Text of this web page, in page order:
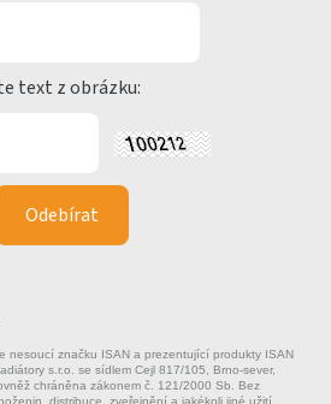
text z obrázku:
nesoucí značku ISAN a prezentující produkty ISAN
s.r.o. se sídlem Cejl 817/105, Brno-sever,
chráněna zákonem č. 121/2000 Sb. Bez
distribuce, zveřejnění a jakékoli jiné užití